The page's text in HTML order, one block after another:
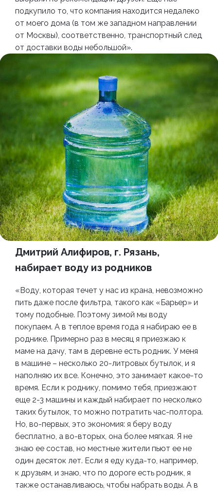
подкупило то, что компания находится недалеко
от моего дома (в том же западном направлении
от Москвы), соответственно, транспортный след
от доставки воды небольшой».
Дмитрий Алифиров, г. Рязань,
набирает воду из родников
«Воду, которая течет у нас из крана, невозможно
пить даже после фильтра, такого как «Барьер» и
тому подобные. Поэтому зимой мы воду
покупаем. А в теплое время года я набираю ее в
роднике. Примерно раз в месяц я приезжаю к
маме на дачу, там в деревне есть родник. У меня
в машине – несколько 20-литровых бутылок, и я
наполняю их все. Конечно, это занимает какое-то
время. Если к роднику, помимо тебя, приезжают
еще 2-3 машины и каждый набирает по несколько
таких бутылок, то можно потратить час-полтора.
Но, во-первых, это экономия: я беру воду
бесплатно, а во-вторых, она более мягкая. Я не
знаю ее состав, но местные жители пьют ее не
один десяток лет. Если я еду куда-то, например,
к друзьям, и знаю, что по дороге есть родник, я
также останавливаюсь, чтобы набрать воды. А в